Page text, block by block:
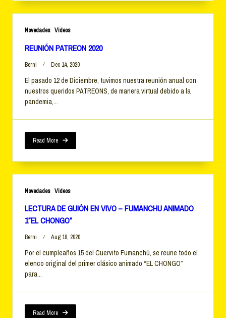
Novedades Videos
REUNIÓN PATREON 2020
Berni Dec 14, 2020
El pasado 12 de Diciembre, tuvimos nuestra reunión anual con
nuestros queridos PATREONS, de manera virtual debido a la
pandemia,...
Read More
Novedades Videos
LECTURA DE GUIÓN EN VIVO – FUMANCHU ANIMADO
1″EL CHONGO”
Berni Aug 18, 2020
Por el cumpleaños 15 del Cuervito Fumanchú, se reune todo el
elenco original del primer clásico animado “EL CHONGO”
para...
Read More